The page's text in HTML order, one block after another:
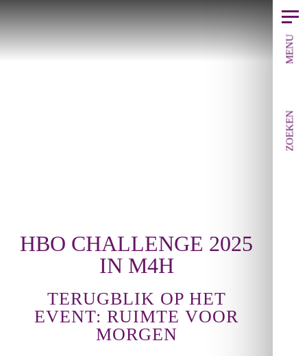
MENU
ZOEKEN
HBO CHALLENGE 2025
IN M4H
TERUGBLIK OP HET
EVENT: RUIMTE VOOR
MORGEN